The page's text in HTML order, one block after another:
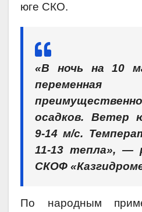
юге СКО.
«В ночь на 10
переменная
осадков. Ветер
9-14 м/с.
11-13 тепла», —
СКОФ
По народным